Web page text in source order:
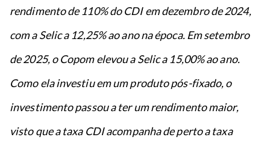
rendimento de 110% do CDI em dezembro de 2024,
com a Selic a 12,25% ao ano na época. Em setembro
de 2025, o Copom elevou a Selic a 15,00% ao ano.
Como ela investiu em um produto pós-fixado, o
investimento passou a ter um rendimento maior,
visto que a taxa CDI acompanha de perto a taxa